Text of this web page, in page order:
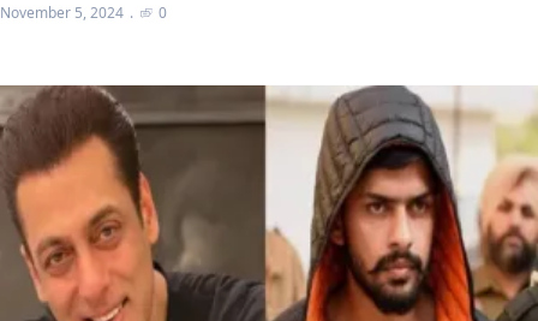
November 5, 2024 0